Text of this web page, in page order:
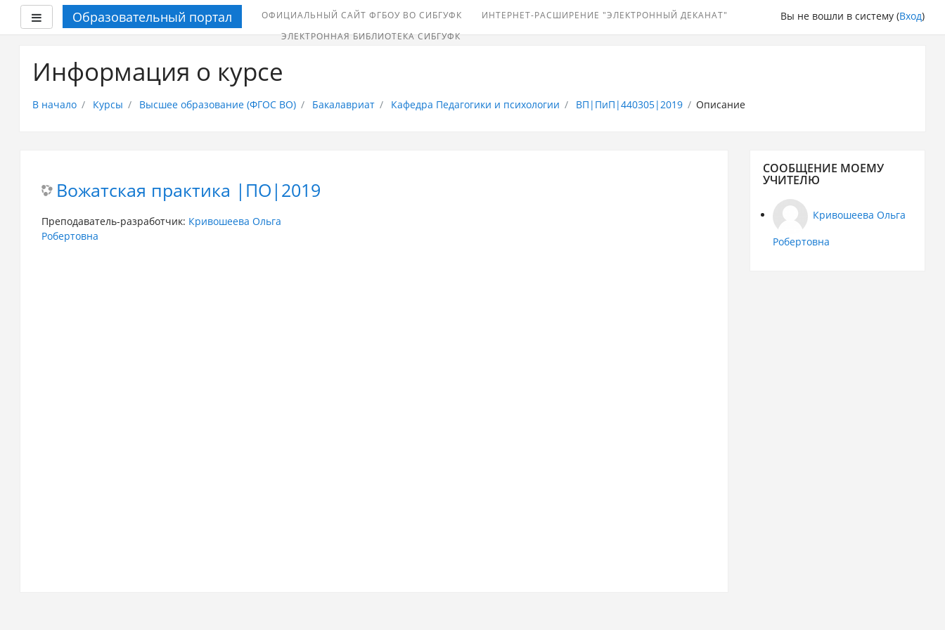
основному
Боковая панель
Образовательный портал Вы не вошли в систему (Вход)
ОФИЦИАЛЬНЫЙ САЙТ ФГБОУ ВО СИБГУФК
ИНТЕРНЕТ-РАСШИРЕНИЕ "ЭЛЕКТРОННЫЙ ДЕКАНАТ"
ЭЛЕКТРОННАЯ БИБЛИОТЕКА СИБГУФК
Информация о курсе
В начало Курсы Высшее образование (ФГОС ВО) Бакалавриат Кафедра Педагогики и психологии ВП|ПиП|440305|2019 Описание
Вожатская практика |ПО|2019
Преподаватель-разработчик: Кривошеева Ольга
Робертовна
Сообщение
моему
учителю
СООБЩЕНИЕ МОЕМУ
УЧИТЕЛЮ
Кривошеева Ольга
Робертовна